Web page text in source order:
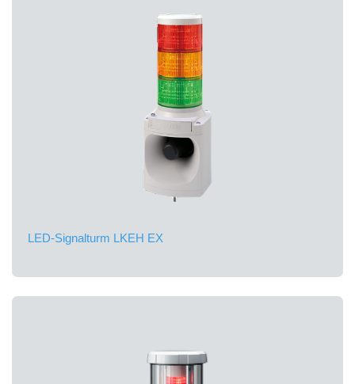
LED-Signalturm LKEH EX